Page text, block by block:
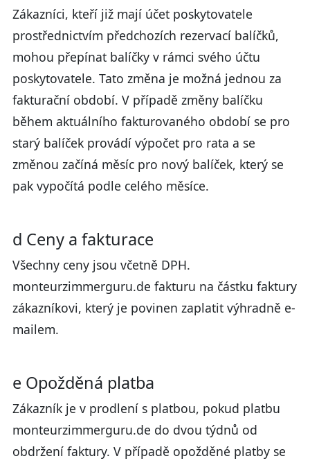
Zákazníci, kteří již mají účet poskytovatele
prostřednictvím předchozích rezervací balíčků,
mohou přepínat balíčky v rámci svého účtu
poskytovatele. Tato změna je možná jednou za
fakturační období. V případě změny balíčku
během aktuálního fakturovaného období se pro
starý balíček provádí výpočet pro rata a se
změnou začíná měsíc pro nový balíček, který se
pak vypočítá podle celého měsíce.
d Ceny a fakturace
Všechny ceny jsou včetně DPH.
monteurzimmerguru.de fakturu na částku faktury
zákazníkovi, který je povinen zaplatit výhradně e-
mailem.
e Opožděná platba
Zákazník je v prodlení s platbou, pokud platbu
monteurzimmerguru.de do dvou týdnů od
obdržení faktury. V případě opožděné platby se